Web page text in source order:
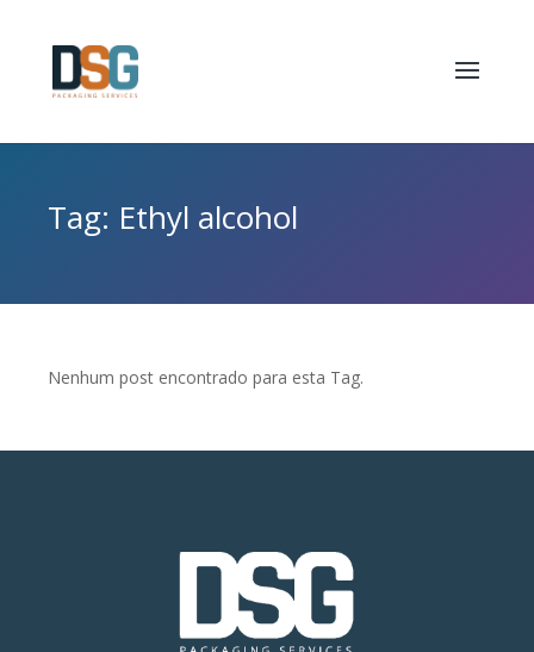
Tag: Ethyl alcohol
Nenhum post encontrado para esta Tag.